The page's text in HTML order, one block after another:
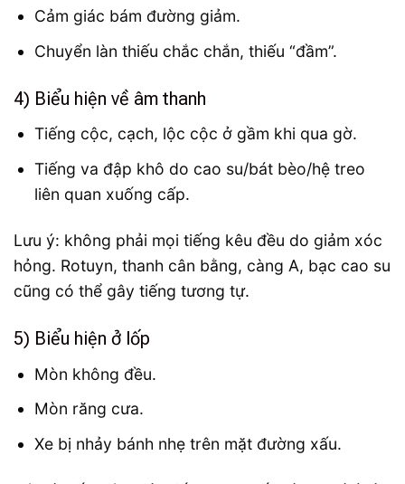
Cảm giác bám đường giảm.
Chuyển làn thiếu chắc chắn, thiếu “đầm”.
4) Biểu hiện về âm thanh
Tiếng cộc, cạch, lộc cộc ở gầm khi qua gờ.
Tiếng va đập khô do cao su/bát bèo/hệ treo
liên quan xuống cấp.
Lưu ý: không phải mọi tiếng kêu đều do giảm xóc
hỏng. Rotuyn, thanh cân bằng, càng A, bạc cao su
cũng có thể gây tiếng tương tự.
5) Biểu hiện ở lốp
Mòn không đều.
Mòn răng cưa.
Xe bị nhảy bánh nhẹ trên mặt đường xấu.